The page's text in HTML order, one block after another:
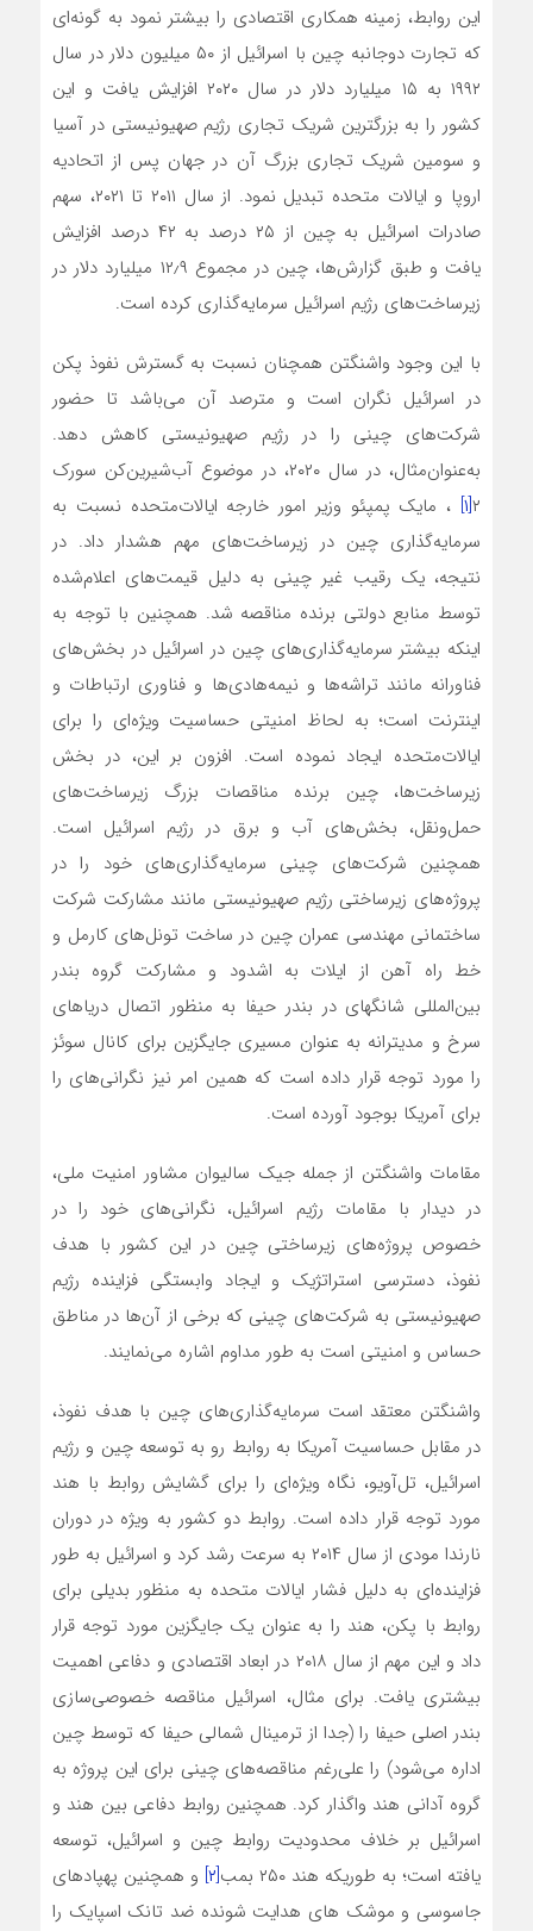
این روابط، زمینه همکاری اقتصادی را بیشتر نمود به گونه‌ای
که تجارت دوجانبه چین با اسرائیل از ۵۰ میلیون دلار در سال
۱۹۹۲ به ۱۵ میلیارد دلار در سال ۲۰۲۰ افزایش یافت و این
کشور را به بزرگترین شریک تجاری رژیم صهیونیستی در آسیا
و سومین شریک تجاری بزرگ آن در جهان پس از اتحادیه
اروپا و ایالات متحده تبدیل نمود. از سال ۲۰۱۱ تا ۲۰۲۱، سهم
صادرات اسرائیل به چین از ۲۵ درصد به ۴۲ درصد افزایش
یافت و طبق گزارش‌ها، چین در مجموع ۱۲٫۹ میلیارد دلار در
زیرساخت‌های رژیم اسرائیل سرمایه‌گذاری کرده است.
با این وجود واشنگتن همچنان نسبت به گسترش نفوذ پکن
در اسرائیل نگران است و مترصد آن می‌باشد تا حضور
شرکت‌های چینی را در رژیم صهیونیستی کاهش دهد.
به‌عنوان‌مثال، در سال ۲۰۲۰، در موضوع آب‌شیرین‌کن سورک
۲[۱]
، مایک پمپئو وزیر امور خارجه ایالات‌متحده نسبت به
سرمایه‌گذاری چین در زیرساخت‌های مهم هشدار داد. در
نتیجه، یک رقیب غیر چینی به دلیل قیمت‌های اعلام‌شده
توسط منابع دولتی برنده مناقصه شد. همچنین با توجه به
اینکه بیشتر سرمایه‌گذاری‌های چین در اسرائیل در بخش‌های
فناورانه مانند تراشه‌ها و نیمه‌هادی‌ها و فناوری ارتباطات و
اینترنت است؛ به لحاظ امنیتی حساسیت ویژه‌ای را برای
ایالات‌متحده ایجاد نموده است. افزون بر این، در بخش
زیرساخت‌ها، چین برنده مناقصات بزرگ زیرساخت‌های
حمل‌ونقل، بخش‌های آب و برق در رژیم اسرائیل است.
همچنین شرکت‌های چینی سرمایه‌گذاری‌های خود را در
پروژه‌های زیرساختی رژیم صهیونیستی مانند مشارکت شرکت
ساختمانی مهندسی عمران چین در ساخت تونل‌های کارمل و
خط راه آهن از ایلات به اشدود و مشارکت گروه بندر
بین‌المللی شانگهای در بندر حیفا به منظور اتصال دریاهای
سرخ و مدیترانه به عنوان مسیری جایگزین برای کانال سوئز
را مورد توجه قرار داده است که همین امر نیز نگرانی‌های را
برای آمریکا بوجود آورده است.
مقامات واشنگتن از جمله جیک سالیوان مشاور امنیت ملی،
در دیدار با مقامات رژیم اسرائیل، نگرانی‌های خود را در
خصوص پروژه‌های زیرساختی چین در این کشور با هدف
نفوذ، دسترسی استراتژیک و ایجاد وابستگی فزاینده رژیم
صهیونیستی به شرکت‌های چینی که برخی از آن‌ها در مناطق
حساس و امنیتی است به طور مداوم اشاره می‌نمایند.
واشنگتن معتقد است سرمایه‌گذاری‌های چین با هدف نفوذ،
در مقابل حساسیت آمریکا به روابط رو به توسعه چین و رژیم
اسرائیل، تل‌آویو، نگاه ویژه‌ای را برای گشایش روابط با هند
مورد توجه قرار داده است. روابط دو کشور به ویژه در دوران
نارندا مودی از سال ۲۰۱۴ به سرعت رشد کرد و اسرائیل به طور
فزاینده‌ای به دلیل فشار ایالات متحده به منظور بدیلی برای
روابط با پکن، هند را به عنوان یک جایگزین مورد توجه قرار
داد و این مهم از سال ۲۰۱۸ در ابعاد اقتصادی و دفاعی اهمیت
بیشتری یافت. برای مثال، اسرائیل مناقصه خصوصی‌سازی
بندر اصلی حیفا را (جدا از ترمینال شمالی حیفا که توسط چین
اداره می‌شود) را علی‌رغم مناقصه‌های چینی برای این پروژه به
گروه آدانی هند واگذار کرد. همچنین روابط دفاعی بین هند و
اسرائیل بر خلاف محدودیت روابط چین و اسرائیل، توسعه
یافته است؛ به طوریکه هند ۲۵۰ بمب
[۲]
و همچنین پهپادهای
جاسوسی و موشک های هدایت شونده ضد تانک اسپایک را